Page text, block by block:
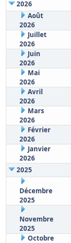
2026
Août
2026
Juillet
2026
Juin
2026
Mai
2026
Avril
2026
Mars
2026
Février
2026
Janvier
2026
2025
Décembre
2025
Novembre
2025
Octobre